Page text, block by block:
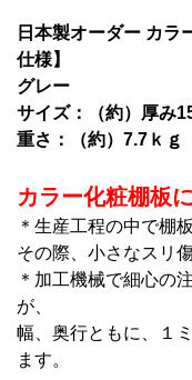
日本製オーダー カラ
仕様】
グレー
サイズ：（約）厚み
重さ：（約）7.7ｋｇ
カラー化粧棚板
＊生産工程の中で棚
その際、小さなスリ
＊加工機械で細心の
が、
幅、奥行ともに、１
ます。